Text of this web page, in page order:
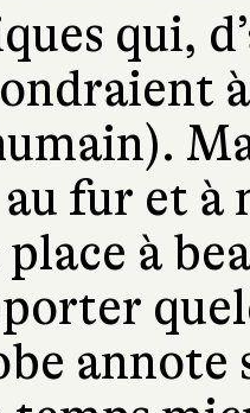
qui,
au fur et
à
annote